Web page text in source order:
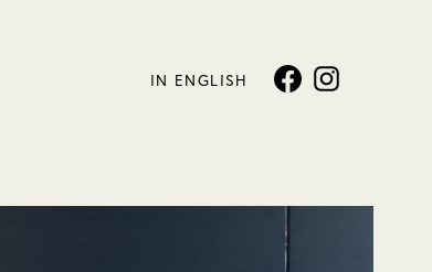
IN ENGLISH